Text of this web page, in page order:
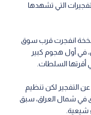
التفجيرات التي تشهدها
انفجرت قرب سوق
في أول هجوم كبير
أقرتها السلطات.
التفجير لكن تنظيم
في شمال العراق، سبق
شيعية.